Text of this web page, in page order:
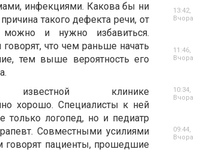
инфекциями. Какова бы ни
такого дефекта речи, от
можно и нужно избавиться.
говорят, что чем раньше начать
тем выше вероятность его
клинике
хорошо. Специалисты к ней
только логопед, но и педиатр
Совместными усилиями
говорят пациенты, прошедшие
13:42,
Вчора
11:46,
Вчора
10:34,
Вчора
09:44,
Вчора